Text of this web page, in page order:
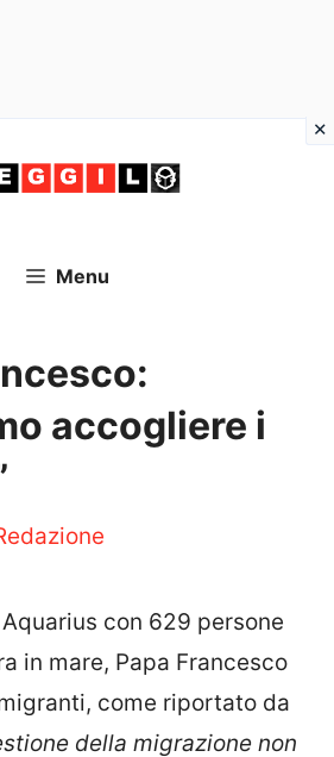
Menu
accogliere i
con 629 persone
in mare, Papa Francesco
come riportato da
della migrazione non